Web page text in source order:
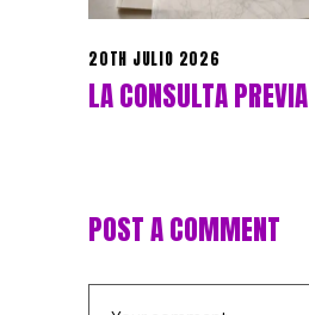
20TH JULIO 2026
LA CONSULTA PREVIA
POST A COMMENT